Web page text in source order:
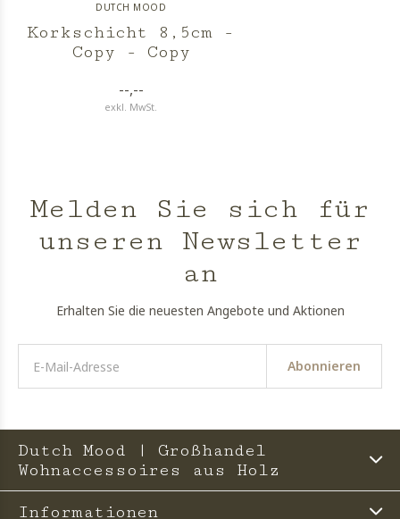
DUTCH MOOD
Korkschicht 8,5cm -
Copy - Copy
--,--
exkl. MwSt.
Melden Sie sich für
unseren Newsletter
an
Erhalten Sie die neuesten Angebote und Aktionen
Abonnieren
Dutch Mood | Großhandel
Wohnaccessoires aus Holz
Informationen